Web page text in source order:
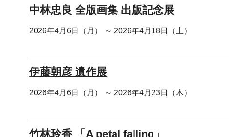
中林忠良 全版画集 出版記念展
2026年4月6日（月） ～ 2026年4月18日（土）
伊藤朝彦 遺作展
2026年4月6日（月） ～ 2026年4月23日（木）
竹林玲香 「A petal falling」